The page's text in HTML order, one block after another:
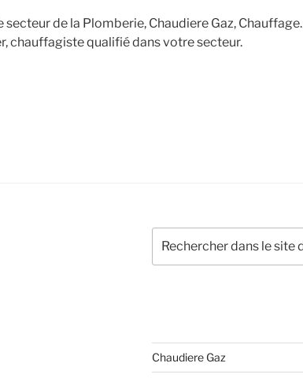
de la Plomberie, Chaudiere Gaz, Chauffage.
chauffagiste qualifié dans votre secteur.
Chaudiere Gaz